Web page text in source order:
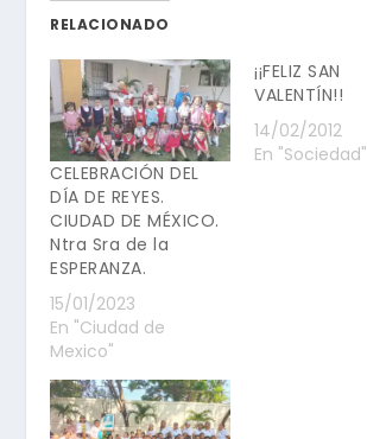
RELACIONADO
CELEBRACIÓN DEL
DÍA DE REYES.
CIUDAD DE MÉXICO.
Ntra Sra de la
ESPERANZA.
15/01/2023
En "Ciudad de
Mexico"
¡¡FELIZ SAN
VALENTÍN!!
14/02/2012
En "Sociedad"